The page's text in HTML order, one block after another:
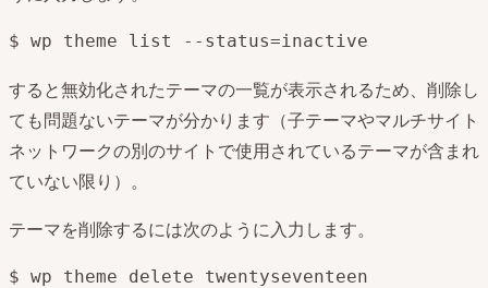
$ wp theme list --status=inactive
すると無効化されたテーマの一覧が表示されるため、削除し
ても問題ないテーマが分かります（子テーマやマルチサイト
ネットワークの別のサイトで使用されているテーマが含まれ
ていない限り）。
テーマを削除するには次のように入力します。
$ wp theme delete twentyseventeen